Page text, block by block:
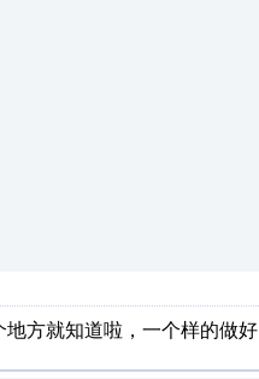
方就知道啦，一个样的做好